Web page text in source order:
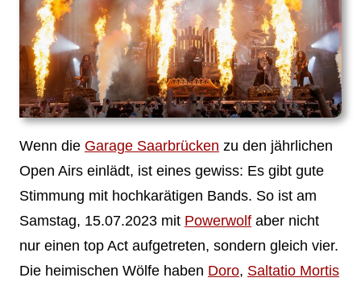
Wenn die Garage Saarbrücken zu den jährlichen
Open Airs einlädt, ist eines gewiss: Es gibt gute
Stimmung mit hochkarätigen Bands. So ist am
Samstag, 15.07.2023 mit Powerwolfaber nicht
nur einen top Act aufgetreten, sondern gleich vier.
Die heimischen Wölfe haben Doro, Saltatio Mortis